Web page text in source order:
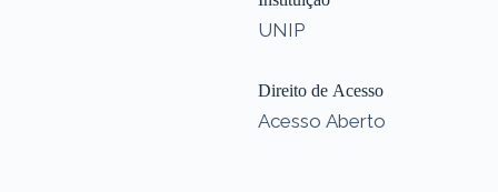
UNIP
Direito de Acesso
Acesso Aberto